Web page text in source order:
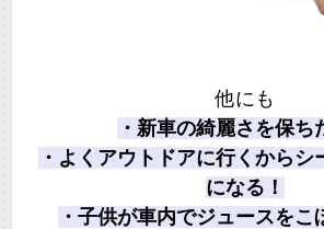
他にも
・新車の綺麗さを保ち
・よくアウトドアに行くからシ
になる！
・子供が車内でジュースをこ